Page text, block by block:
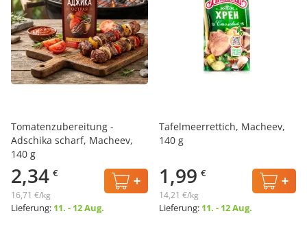
Tomatenzubereitung -
Adschika scharf, Macheev,
140 g
2,34 €
16,71 €/kg
Lieferung: 11. - 12 Aug.
Tafelmeerrettich, Macheev,
140 g
1,99 €
14,21 €/kg
Lieferung: 11. - 12 Aug.